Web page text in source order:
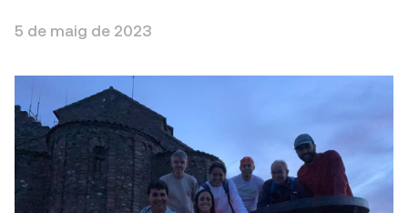
5 de maig de 2023